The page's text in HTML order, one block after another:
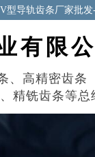
导轨齿条厂家批
、 高精密齿条
、 精铣齿条等总
有限